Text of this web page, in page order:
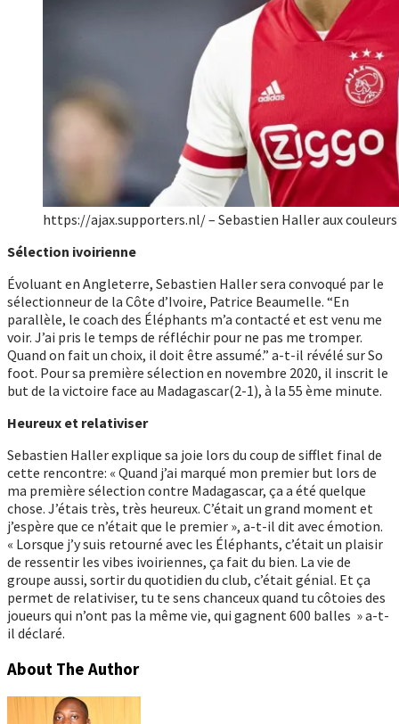
https://ajax.supporters.nl/ – Sebastien Haller aux couleurs
Sélection ivoirienne
Évoluant en Angleterre, Sebastien Haller sera convoqué par le
sélectionneur de la Côte d’Ivoire, Patrice Beaumelle. “En
parallèle, le coach des Éléphants m’a contacté et est venu me
voir. J’ai pris le temps de réfléchir pour ne pas me tromper.
Quand on fait un choix, il doit être assumé.” a-t-il révélé sur So
foot. Pour sa première sélection en novembre 2020, il inscrit le
but de la victoire face au Madagascar(2-1), à la 55 ème minute.
Heureux et relativiser
Sebastien Haller explique sa joie lors du coup de sifflet final de
cette rencontre: « Quand j’ai marqué mon premier but lors de
ma première sélection contre Madagascar, ça a été quelque
chose. J’étais très, très heureux. C’était un grand moment et
j’espère que ce n’était que le premier », a-t-il dit avec émotion.
« Lorsque j’y suis retourné avec les Éléphants, c’était un plaisir
de ressentir les vibes ivoiriennes, ça fait du bien. La vie de
groupe aussi, sortir du quotidien du club, c’était génial. Et ça
permet de relativiser, tu te sens chanceux quand tu côtoies des
joueurs qui n’ont pas la même vie, qui gagnent 600 balles » a-t-
il déclaré.
About The Author